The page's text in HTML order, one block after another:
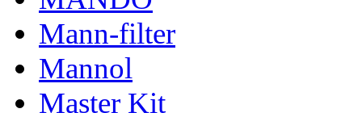
Mann-filter
Mannol
Master Kit